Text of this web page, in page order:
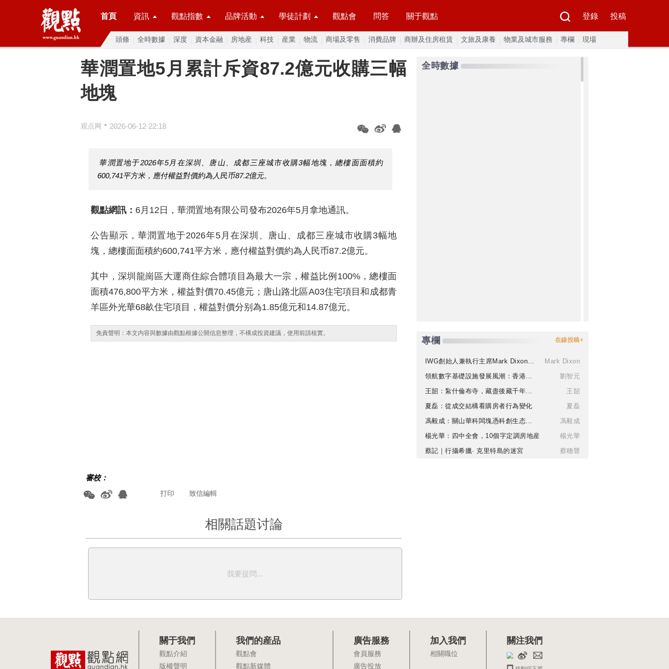
首頁 資訊 觀點指數 品牌活動 學徒計劃 觀點會 問答 關于觀點 登錄 投稿
頭條 全時數據 深度 資本金融 房地産 科技 産業 物流 商場及零售 消費品牌 商辦及住房租賃 文旅及康養 物業及城市服務 專欄 現場
華潤置地5月累計斥資87.2億元收購三幅
地塊
观点网 • 2026-06-12 22:18
華潤置地于2026年5月在深圳、唐山、成都三座城市收購3幅地塊，總樓面面積約
600,741平方米，應付權益對價約為人民币87.2億元。
觀點網訊： 6月12日，華潤置地有限公司發布2026年5月拿地通訊。
公告顯示，華潤置地于2026年5月在深圳、唐山、成都三座城市收購3幅地
塊，總樓面面積約600,741平方米，應付權益對價約為人民币87.2億元。
其中，深圳龍崗區大運商住綜合體項目為最大一宗，權益比例100%，總樓面
面積476,800平方米，權益對價70.45億元；唐山路北區A03住宅項目和成都青
羊區外光華68畝住宅項目，權益對價分别為1.85億元和14.87億元。
免責聲明：本文内容與數據由觀點根據公開信息整理，不構成投資建議，使用前請核實。
審校：
致信編輯
打印
相關話題讨論
我要提問...
全時數據
專欄 在線投稿+
IWG創始人兼執行主席Mark Dixon...
Mark Dixon
領航數字基礎設施發展風潮：香港...
劉智元
王韶：紮什倫布寺，藏盡後藏千年...
王韶
夏磊：從成交結構看購房者行為變化
夏磊
馮毅成：關山華科闆塊憑科創生态...
馮毅成
楊光華：四中全會，10個字定調房地産
楊光華
蔡記｜行攝希臘· 克里特島的迷宮
蔡穗聲
關于我們
觀點介紹
版權聲明
我們的産品
觀點會
觀點新媒體
廣告服務
會員服務
廣告投放
加入我們
相關職位
關注我們